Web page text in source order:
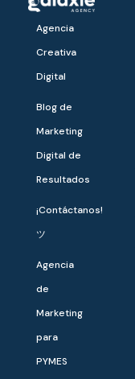
Agencia
Creativa
Digital
Blog de
Marketing
Digital de
Resultados
¡Contáctanos!
ツ
Agencia
de
Marketing
para
PYMES